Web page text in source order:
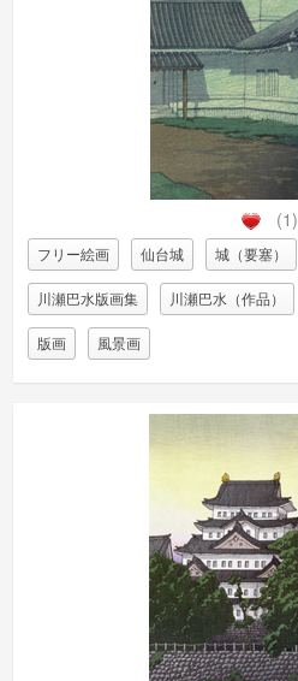
(1)
フリー絵画 仙台城 城（要塞）
川瀬巴水版画集 川瀬巴水（作品）
版画 風景画